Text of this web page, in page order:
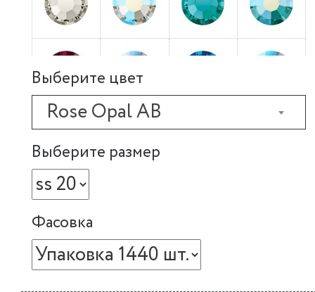
Выберите цвет
Rose Opal AB
Выберите размер
Фасовка